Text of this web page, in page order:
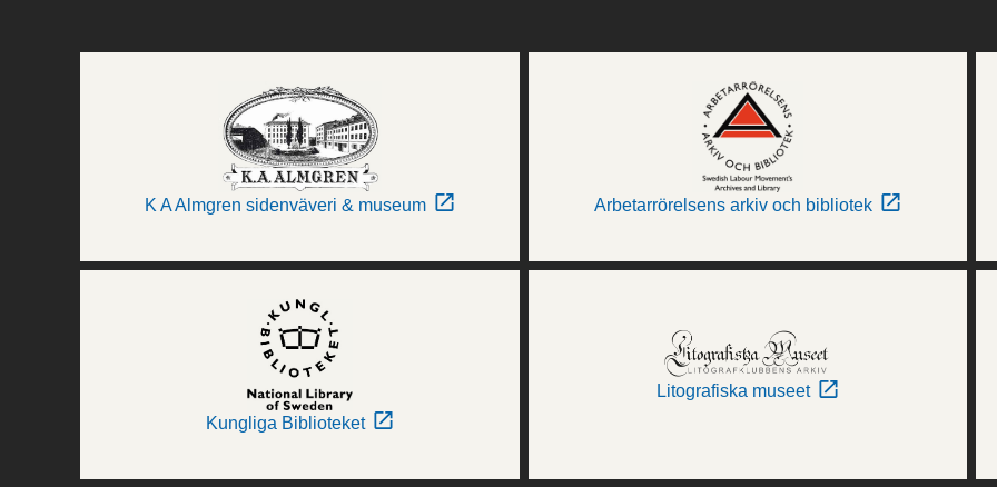
K A Almgren sidenväveri & museum Arbetarrörelsens arkiv och bibliotek
Kungliga Biblioteket
Litografiska museet